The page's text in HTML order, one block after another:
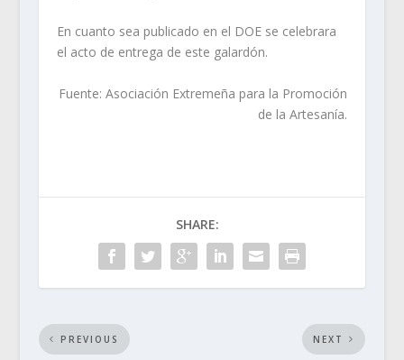
En cuanto sea publicado en el DOE se celebrara
el acto de entrega de este galardón.
Fuente: Asociación Extremeña para la Promoción
de la Artesanía.
SHARE:
PREVIOUS NEXT